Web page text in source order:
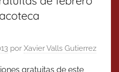
por Xavier Valls Gutierrez
gratuitas de este